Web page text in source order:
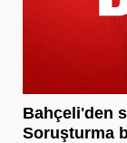
Bahçeli'den
Soruşturma